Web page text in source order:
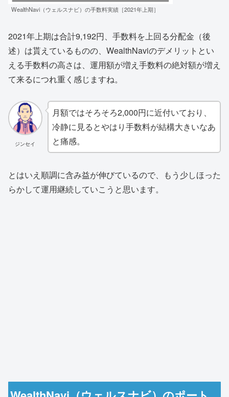
WealthNavi（ウェルスナビ）の手数料実績［2021年上期］
2021年上期は合計9,192円、手数料を上回る分配金（後
述）は貰えているものの、WealthNaviのデメリットとい
える手数料の高さは、運用額が増え手数料の絶対額が増え
て来るにつれ重く感じますね。
ジンセイ
月額ではそろそろ2,000円に近付いており、
冷静に見るとやはり手数料が結構大きいなあ
と痛感。
とはいえ順調に含み益が伸びているので、もう少しほった
らかして運用継続していこうと思います。